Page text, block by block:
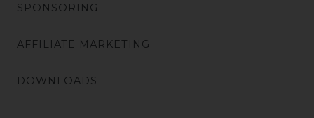
SPONSORING
AFFILIATE MARKETING
DOWNLOADS